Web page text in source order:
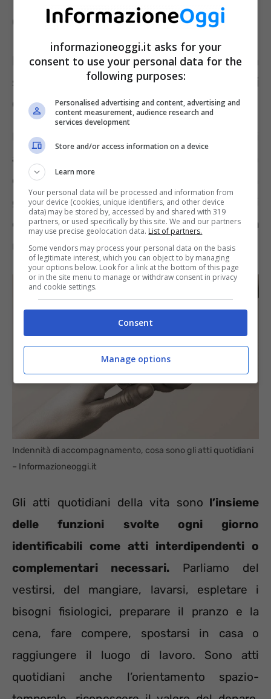
Cosa si intende per atti quotidiani?
Indennità di accompagnamento: cosa
significa non poter compere gli atti
quotidiani
Il requisito di accesso all’indennità di
accompagnamento si verifica nel momento in
cui il soggetto con invalidità civile non è in
grado di compiere in autonomia le azioni
elementari che ogni soggetto della stessa età
riesce, invece, ad espletare ogni giorno.
Indennità di accompagnamento, cosa sono gli atti quotidiani
– Informazioneoggi.it
Gli atti quotidiani della vita sono l’insieme
delle funzioni svolte ogni giorno
identificabili come atti interdipendenti o
complementari necessari. Parliamo del
vestirsi, del mangiare, lavarsi, espletare i
bisogni fisiologici, preparare il pranzo e la
cena, fare compere, spostarsi in casa o
raggiungere il luogo di lavoro. Sono atti
quotidiani anche l’orientamento spazio-
informazioneoggi.it asks for your
consent to use your personal data for the
following purposes:
Personalised advertising and content, advertising and
content measurement, audience research and
services development
Store and/or access information on a device
Learn more
Your personal data will be processed and information from
your device (cookies, unique identifiers, and other device
data) may be stored by, accessed by and shared with 319
partners, or used specifically by this site. We and our partners
may use precise geolocation data. List of partners.
Some vendors may process your personal data on the basis
of legitimate interest, which you can object to by managing
your options below. Look for a link at the bottom of this page
or in the site menu to manage or withdraw consent in privacy
and cookie settings.
Consent
Manage options